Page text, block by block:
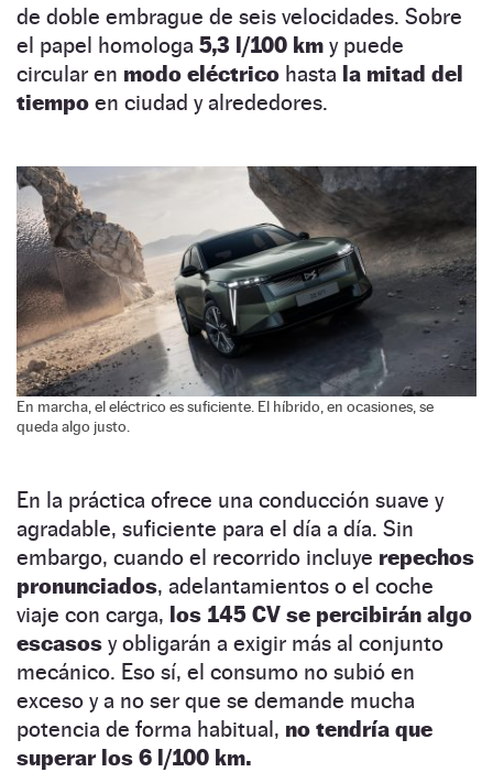
de doble embrague de seis velocidades. Sobre
el papel homologa 5,3 l/100 km y puede
circular en modo eléctrico hasta la mitad del
tiempo en ciudad y alrededores.
En marcha, el eléctrico es suficiente. El híbrido, en ocasiones, se
queda algo justo.
En la práctica ofrece una conducción suave y
agradable, suficiente para el día a día. Sin
embargo, cuando el recorrido incluye repechos
pronunciados, adelantamientos o el coche
viaje con carga, los 145 CV se percibirán algo
escasos y obligarán a exigir más al conjunto
mecánico. Eso sí, el consumo no subió en
exceso y a no ser que se demande mucha
potencia de forma habitual, no tendría que
superar los 6 l/100 km.